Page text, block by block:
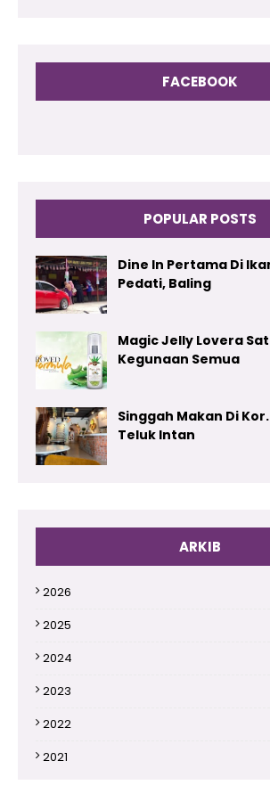
FACEBOOK
POPULAR POSTS
Dine In Pertama Di
Pedati, Baling
Magic Jelly Lovera
Kegunaan Semua
Singgah Makan Di
Teluk Intan
ARKIB
2026
2025
2024
2023
2022
2021